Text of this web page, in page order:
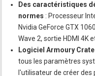
Des caractéristiques
normes : Processeur
Nvidia GeForce GTX
Wave 2, sortie HDMI 4K
Logiciel Armoury Crate
tous les paramètres
l'utilisateur de créer